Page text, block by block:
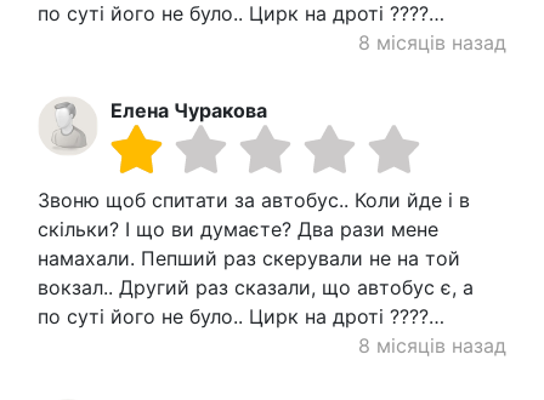
по суті його не було.. Цирк на дроті ????…
8 місяців назад
Елена Чуракова
Звоню щоб спитати за автобус.. Коли йде і в
скільки? І що ви думаєте? Два рази мене
намахали. Пепший раз скерували не на той
вокзал.. Другий раз сказали, що автобус є, а
по суті його не було.. Цирк на дроті ????…
8 місяців назад